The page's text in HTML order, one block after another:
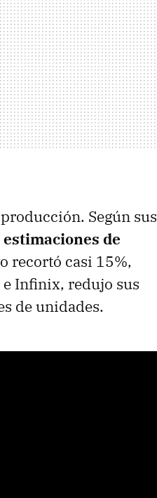
Según sus
estimaciones de
recortó casi 15%,
Infinix, redujo sus
de unidades.